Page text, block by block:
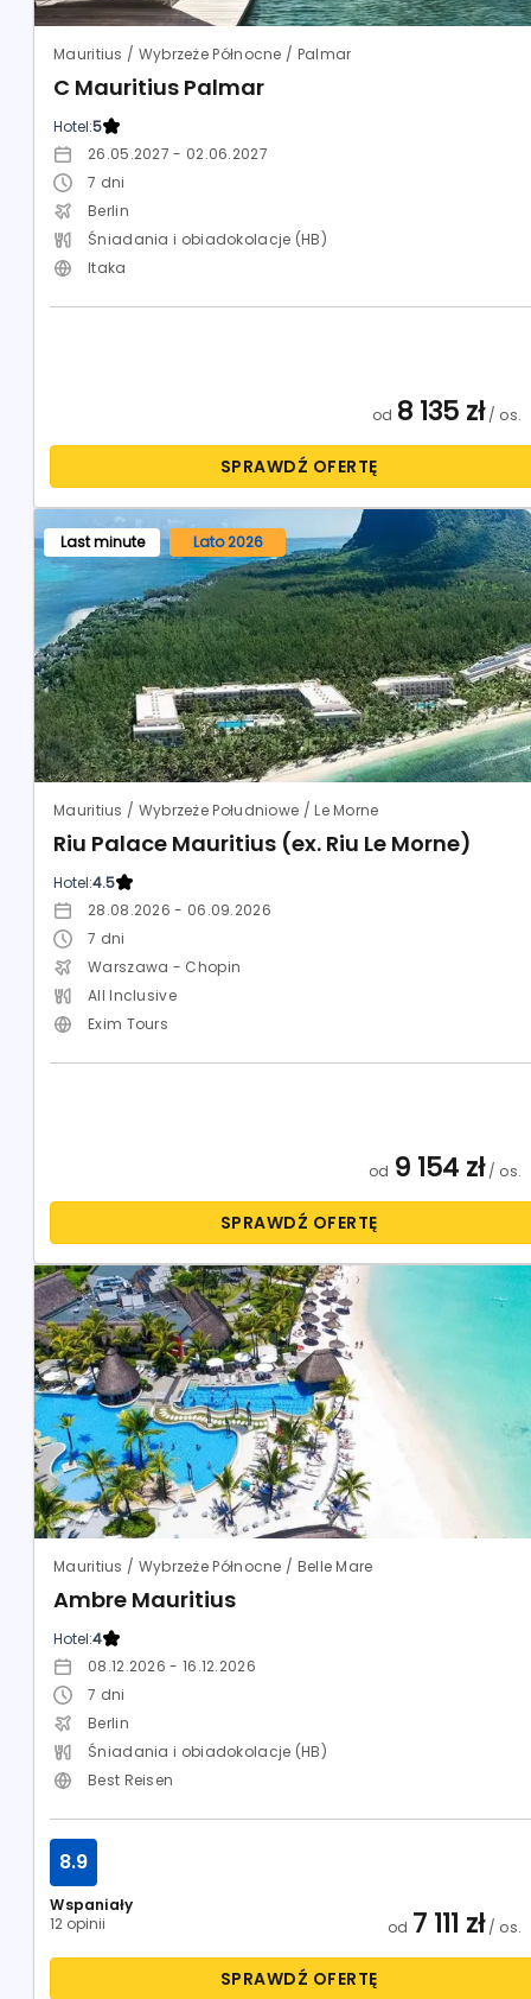
Mauritius / Wybrzeże Północne / Palmar
C Mauritius Palmar
Hotel:5
26.05.2027 - 02.06.2027
7 dni
Berlin
Śniadania i obiadokolacje (HB)
Itaka
od 8 135 zł/ os.
SPRAWDŹ OFERTĘ
Last minute Lato 2026
Mauritius / Wybrzeże Południowe / Le Morne
Riu Palace Mauritius (ex. Riu Le Morne)
Hotel:4.5
28.08.2026 - 06.09.2026
7 dni
Warszawa - Chopin
All Inclusive
Exim Tours
od 9 154 zł/ os.
SPRAWDŹ OFERTĘ
Mauritius / Wybrzeże Północne / Belle Mare
Ambre Mauritius
Hotel:4
08.12.2026 - 16.12.2026
7 dni
Berlin
Śniadania i obiadokolacje (HB)
Best Reisen
Wspaniały
12 opinii
8.9
od 7 111 zł/ os.
SPRAWDŹ OFERTĘ